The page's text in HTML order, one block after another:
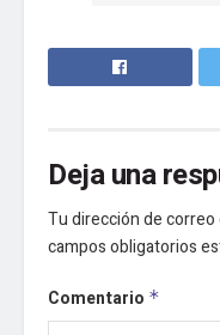
Deja una
Tu dirección de
campos obligatorios
Comentario *